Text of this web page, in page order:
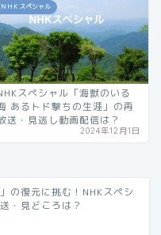
ＮＨＫスペシャル
スペシャル「海獣のいる
あるトド撃ちの生涯」の再
送・見逃し動画配信は？
2024年12月1日
の復元に挑む！NHKスペシ
・見どころは？